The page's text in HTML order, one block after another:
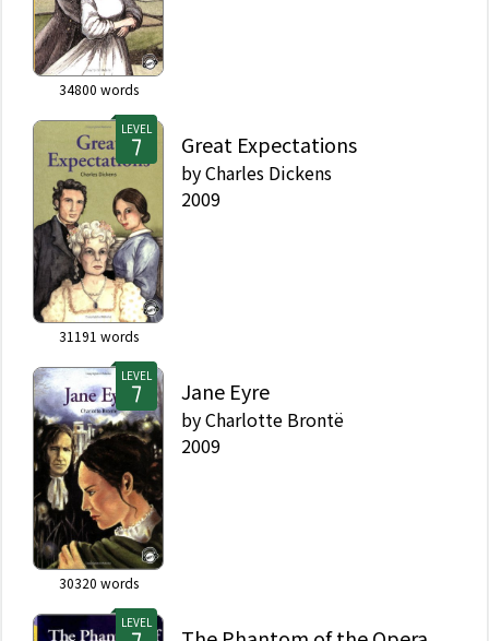
34800 words
LEVEL
31191 words
Great Expectations
byCharles Dickens
2009
LEVEL
30320 words
Jane Eyre
byCharlotte Brontë
2009
LEVEL